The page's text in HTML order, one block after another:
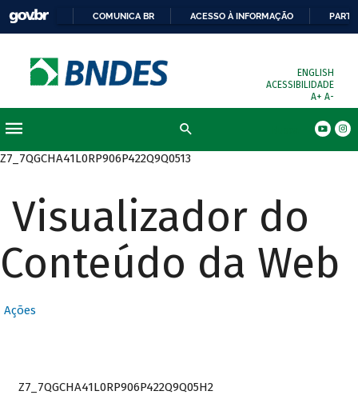
COMUNICA BR ACESSO À INFORMAÇÃO
ENGLISH
ACESSIBILIDADE
A+ A-
Z7_7QGCHA41L0RP906P422Q9Q0513
Visualizador do
Conteúdo da Web
Ações
Z7_7QGCHA41L0RP906P422Q9Q05H2